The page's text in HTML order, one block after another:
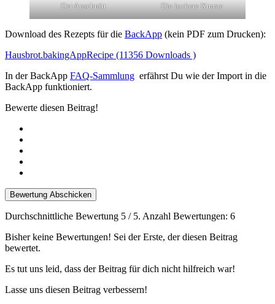
Der Anschnitt Die lockere Krume
Download des Rezepts für die BackApp (kein PDF zum Drucken):
Hausbrot.bakingAppRecipe (11356 Downloads )
In der BackApp FAQ-Sammlung erfährst Du wie der Import in die
BackApp funktioniert.
Bewerte diesen Beitrag!
Bewertung Abschicken
Durchschnittliche Bewertung 5 / 5. Anzahl Bewertungen: 6
Bisher keine Bewertungen! Sei der Erste, der diesen Beitrag
bewertet.
Es tut uns leid, dass der Beitrag für dich nicht hilfreich war!
Lasse uns diesen Beitrag verbessern!